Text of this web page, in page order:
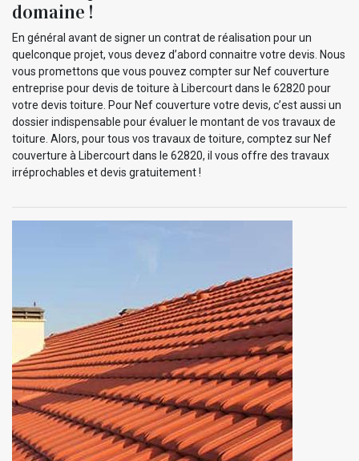
domaine !
En général avant de signer un contrat de réalisation pour un
quelconque projet, vous devez d’abord connaitre votre devis. Nous
vous promettons que vous pouvez compter sur Nef couverture
entreprise pour devis de toiture à Libercourt dans le 62820 pour
votre devis toiture. Pour Nef couverture votre devis, c’est aussi un
dossier indispensable pour évaluer le montant de vos travaux de
toiture. Alors, pour tous vos travaux de toiture, comptez sur Nef
couverture à Libercourt dans le 62820, il vous offre des travaux
irréprochables et devis gratuitement !